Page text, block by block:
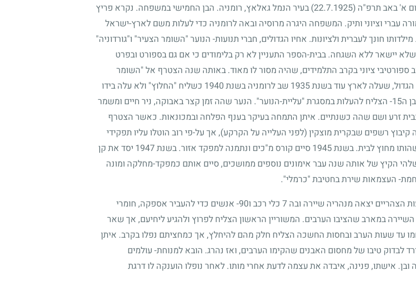
א' באב תרפ"ה (22.7.1925)
בעיר הנמל גאלאץ, רומניה. הבן החמישי במשפחה. נקרא פריץ
עברי וציוני ותיק. המשפחה היגרה מרוסיה ובאה לרומניה כדי לעלות משם לארץ-ישראל
חונך לעברית ולציונות. אחיו הגדולים, חברי תנועות- הנוער "השומר הצעיר" ו"גורדוניה"
יישאר ללא השגחה. בבית-הספר התעניין לא רק בלימודים כי אם גם בספורט ובפרט
ספורטיבי ציוני בקרב התלמידים, שהיה מסור לו מאוד. באותה שנה הצטרף אל "השומר
הגדול, שעלה לארץ עוד בשנת1935 שב לרומניה בשנת1940 כשליח "החלוץ" ולא עלה בידו
ה15- הצליח להעלות במסגרת "עליית-הנוער". הנער שהה זמן קצר באבוקה, ניר חיים ומשמר
זרע ושם שהה כשנתיים. איתן התמחה בעיקר בענף הפלחה ובמכונאות. כאשר הצטרף
רשפים שבקרית מוצקין (לפני העלייה על הקרקע), אך על-פי רוב הוטלו עליו תפקידי
מחוץ לבית. בשנת1945סיים קורס מ"כים ונתמנה למפקד אזור. בשנת1947 יסד את קן
הקיץ של אותה שנה עבר אימונים נוספים ממושכים, סיים אותם כמפקד-מחלקה ומונה
העצמאות שירת בחטיבת "כרמלי".
הצהריים יצאה מנהריה שיירה ובה7 כלי רכב ו90- אנשים כדי להעביר אספקה, חומרי
השיירה במארב שהציבו הערבים. המשוריין הראשון הצליח לפרוץ ולהגיע ליחיעם, אך שאר
עד שעות הערב ובחסות החשכה הצליח חלק מהם להיחלץ, אך כמחציתם נפלו בקרב. איתן
לבדוק טיבו של מחסום האבנים שהקימו הערבים, ואז נהרג. הובא למנוחת- עולמים
אישתו, פנינה, איבדה את עצמה לדעת אחרי מותו. לאחר נופלו הוענקה לו דרגת